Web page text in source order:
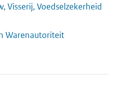
Visserij, Voedselzekerheid
Warenautoriteit